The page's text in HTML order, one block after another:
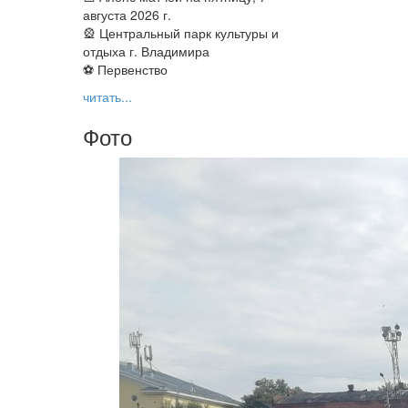
августа 2026 г.
🎡 Центральный парк культуры и
отдыха г. Владимира
⚽ Первенство
читать...
Фото